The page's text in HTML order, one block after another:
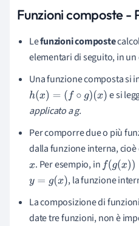
Funzioni composte -
Lefunzioni composte
elementari di seguito, in
Una funzione composta si
h(x)= f∘ g)(x ) e si
applicato a g.
Per comporre due o più
dalla funzione interna,
x. Per esempio, inf(g(x))=(f
y=g( x) , la funzione
La composizione di
date tre funzioni,non è